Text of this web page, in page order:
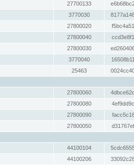
27700133
3770030
27800020
27800040
27800030
3770040
25463
27800060
27800080
27800090
27800050
44100104
44100206